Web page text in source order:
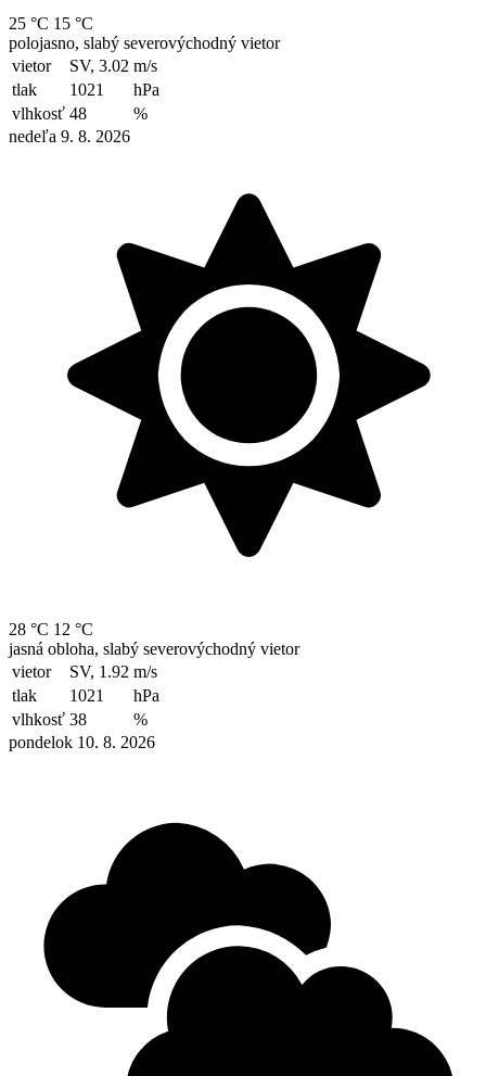
25 °C 15 °C
polojasno, slabý severovýchodný vietor
vietor
SV, 3.02 m/s
tlak
1021
hPa
vlhkosť 48
%
nedeľa 9. 8. 2026
28 °C 12 °C
jasná obloha, slabý severovýchodný vietor
vietor
SV, 1.92 m/s
tlak
1021
hPa
vlhkosť 38
%
pondelok 10. 8. 2026